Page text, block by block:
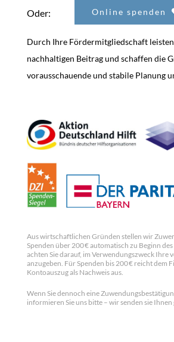
Oder: Online spenden
Durch Ihre Fördermitgliedschaft leisten
nachhaltigen Beitrag und schaffen die
vorausschauende und stabile Planung
Aus wirtschaftlichen Gründen stellen wir
Spenden über 200 € automatisch zu Beginn
achten Sie darauf, im Verwendungszweck Ihre
anzugeben. Für Spenden bis 200 € reicht dem
Kontoauszug als Nachweis aus.
Wenn Sie dennoch eine
informieren Sie uns bitte – wir senden sie Ihnen